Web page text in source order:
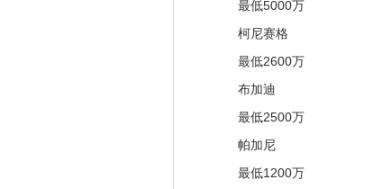
最低5000万
柯尼赛格
最低2600万
布加迪
最低2500万
帕加尼
最低1200万